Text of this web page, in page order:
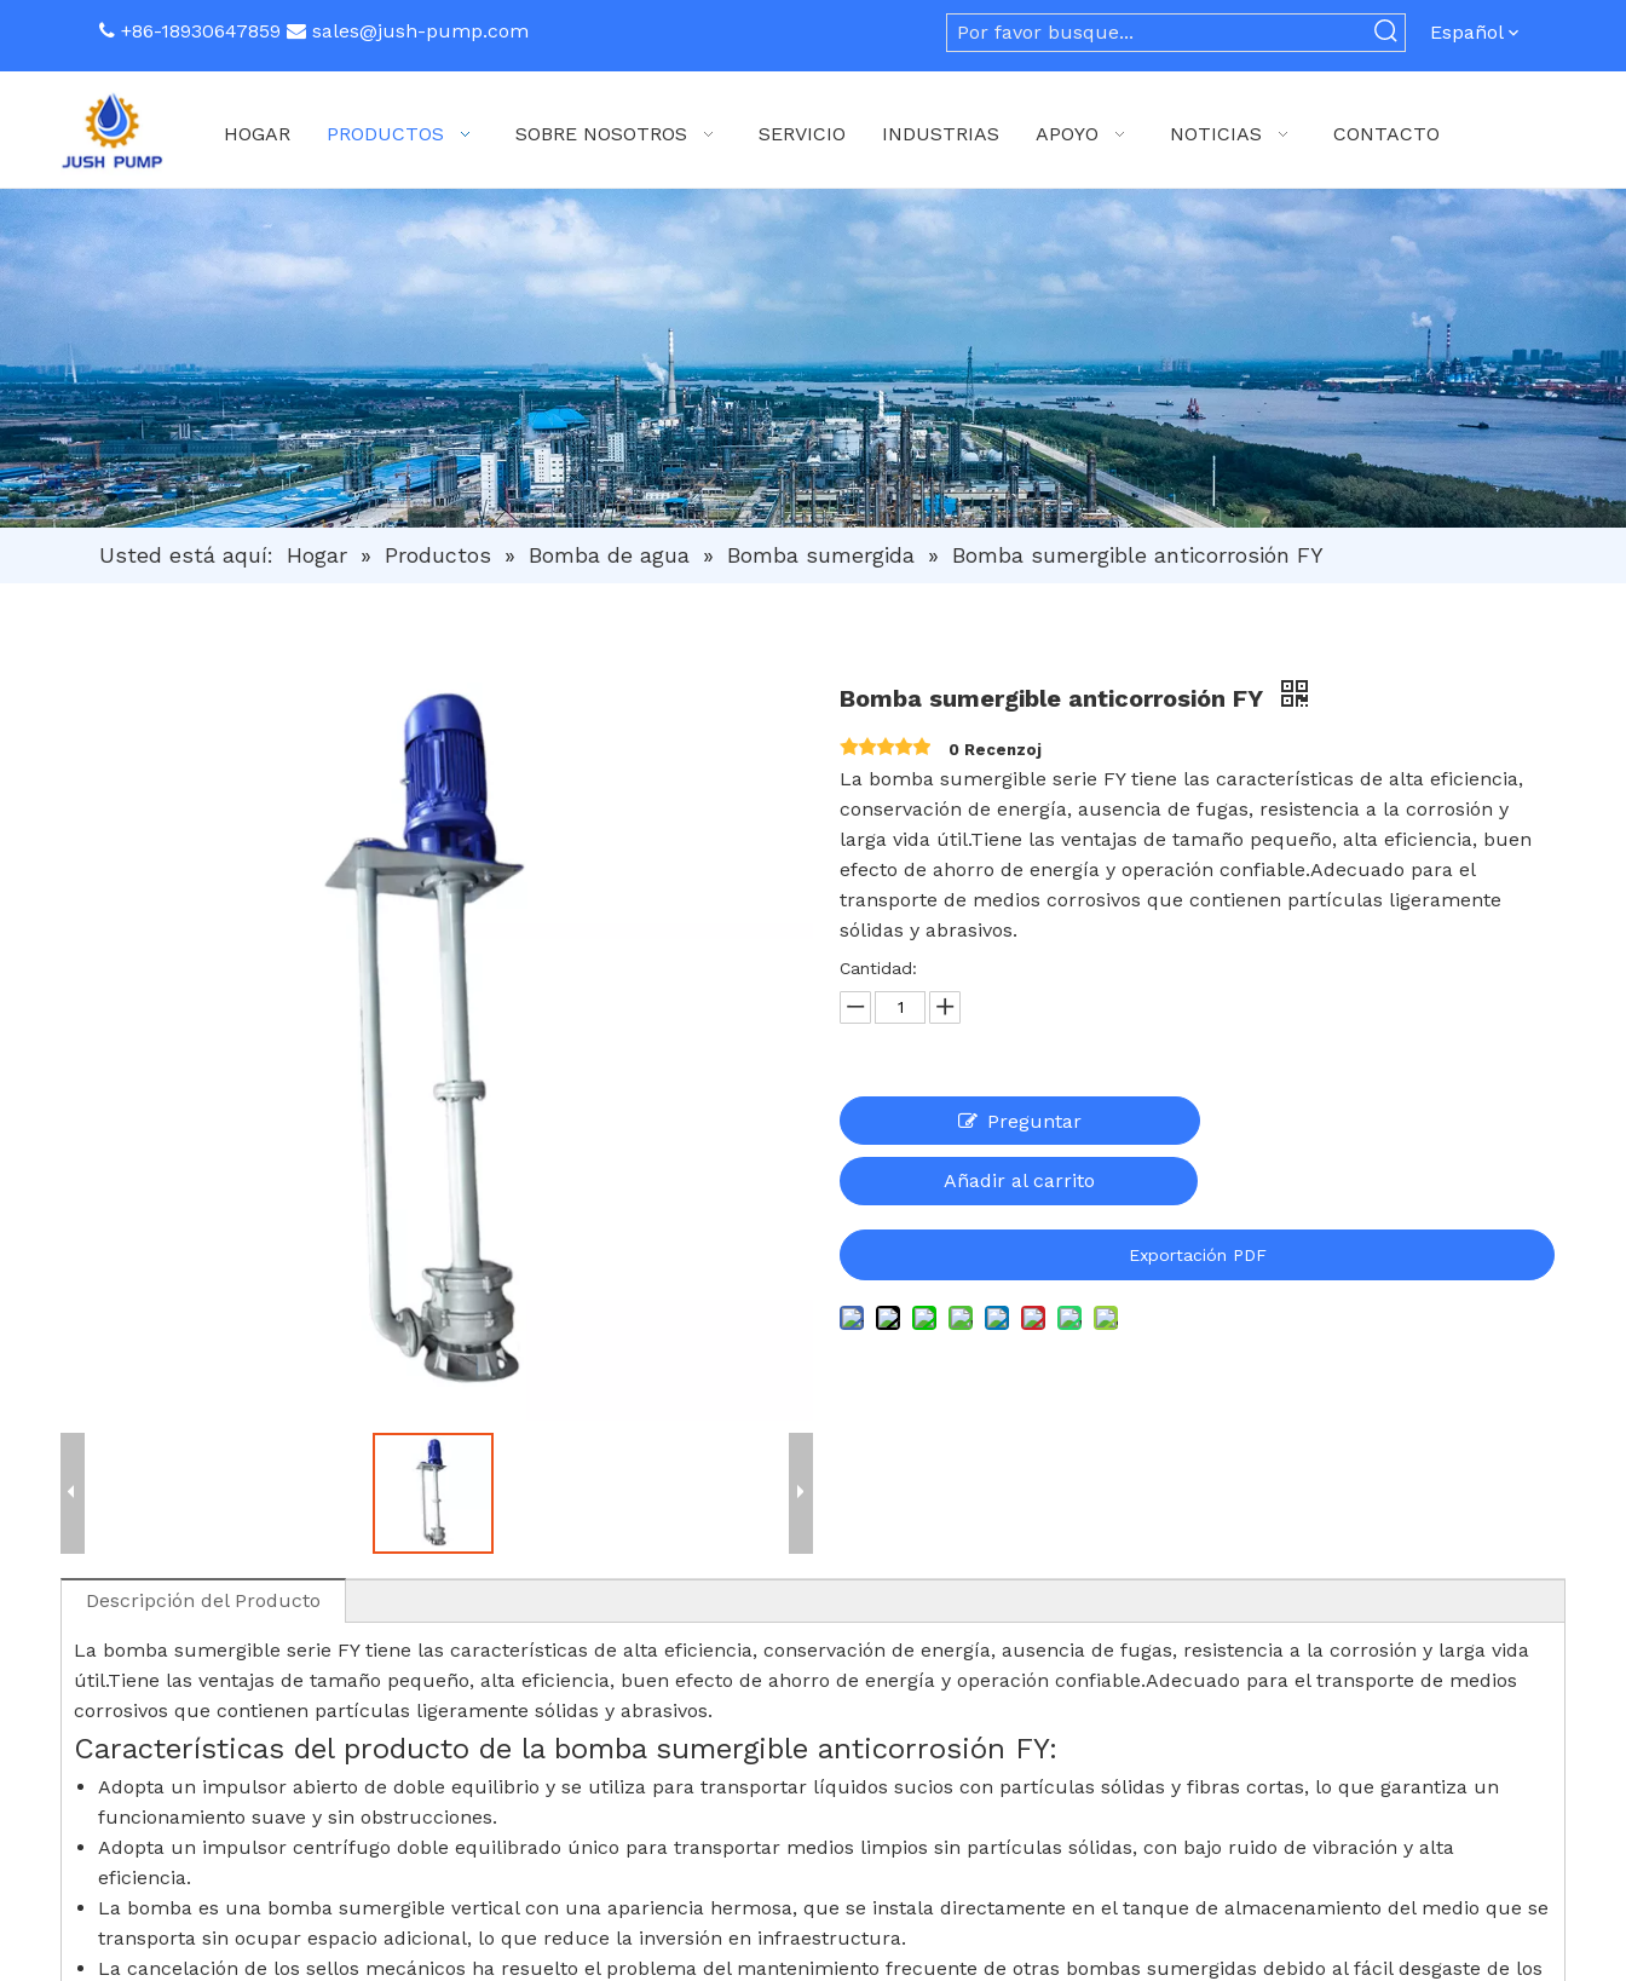
 +86-18930647859  sales@jush-pump.com Español
HOGAR PRODUCTOS SOBRE NOSOTROS SERVICIO INDUSTRIAS APOYO NOTICIAS CONTACTO
Usted está aquí: Hogar » Productos » Bomba de agua » Bomba sumergida » Bomba sumergible anticorrosión FY
Bomba sumergible anticorrosión FY
0 Recenzoj
La bomba sumergible serie FY tiene las características de alta eficiencia,
conservación de energía, ausencia de fugas, resistencia a la corrosión y
larga vida útil.Tiene las ventajas de tamaño pequeño, alta eficiencia, buen
efecto de ahorro de energía y operación confiable.Adecuado para el
transporte de medios corrosivos que contienen partículas ligeramente
sólidas y abrasivos.
Cantidad:
Preguntar
Añadir al carrito
Exportación PDF
Descripción del Producto
La bomba sumergible serie FY tiene las características de alta eficiencia, conservación de energía, ausencia de fugas, resistencia a la corrosión y larga vida
útil.Tiene las ventajas de tamaño pequeño, alta eficiencia, buen efecto de ahorro de energía y operación confiable.Adecuado para el transporte de medios
corrosivos que contienen partículas ligeramente sólidas y abrasivos.
Características del producto de la bomba sumergible anticorrosión FY:
Adopta un impulsor abierto de doble equilibrio y se utiliza para transportar líquidos sucios con partículas sólidas y fibras cortas, lo que garantiza un
funcionamiento suave y sin obstrucciones.
Adopta un impulsor centrífugo doble equilibrado único para transportar medios limpios sin partículas sólidas, con bajo ruido de vibración y alta
eficiencia.
La bomba es una bomba sumergible vertical con una apariencia hermosa, que se instala directamente en el tanque de almacenamiento del medio que se
transporta sin ocupar espacio adicional, lo que reduce la inversión en infraestructura.
La cancelación de los sellos mecánicos ha resuelto el problema del mantenimiento frecuente de otras bombas sumergidas debido al fácil desgaste de los